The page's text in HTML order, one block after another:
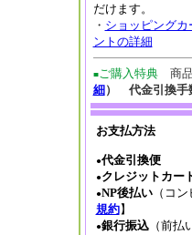
だけます。
・ ショッピング
ントの詳細
■ご購入特典商品
細） 代金引換手
お支払方法
●代金引換便
●クレジットカー
●NP後払い（コン
規約】
●銀行振込（前払